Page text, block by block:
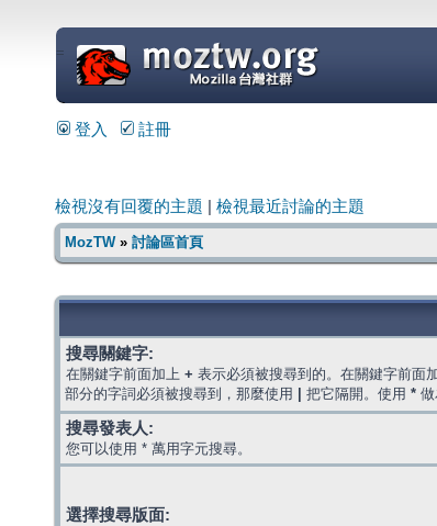
=
登入 註冊
檢視沒有回覆的主題 檢視最近討論的主題
MozTW» 討論區首頁
搜尋關鍵字:
在關鍵字前面加上 + 表示必須被搜尋到的。在關鍵字前面
部分的字詞必須被搜尋到，那麼使用
把它隔開。使用 * 做
搜尋發表人:
您可以使用 * 萬用字元搜尋。
選擇搜尋版面: